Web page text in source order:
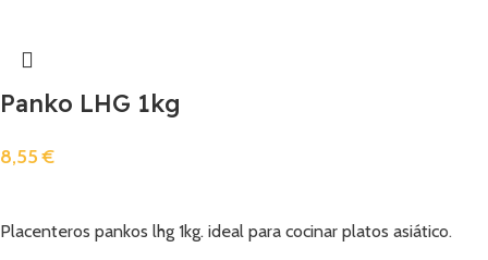
Panko LHG 1kg
8,55€
Placenteros pankos lhg 1kg. ideal para cocinar platos asiático.